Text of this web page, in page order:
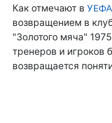
Как отмечают в УЕФА
возвращением в
"Золотого мяча"
тренеров и игроков
возвращается